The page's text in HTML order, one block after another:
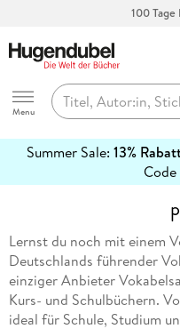
100
Hugendubel
Menu
Summer Sale: 13%
Code
erfahren
Lernst du noch mit einem
Deutschlands führender
einziger Anbieter
Kurs- und Schulbüchern.
ideal für Schule, Studium